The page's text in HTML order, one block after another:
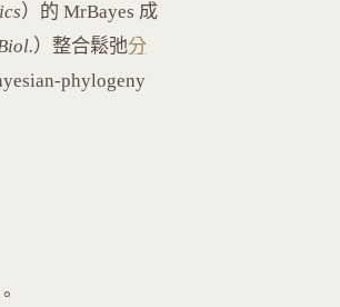
）的 MrBayes 成
）整合鬆弛分
phylogeny